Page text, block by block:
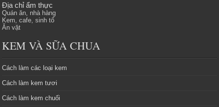
Địa chỉ ẩm thực
Quán ăn, nhà hàng
Kem, cafe, sinh tố
Ăn vặt
KEM VÀ SỮA CHUA
Cách làm các loại kem
Cách làm kem tươi
Cách làm kem chuối